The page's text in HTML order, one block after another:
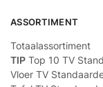
ASSORTIMENT
Totaalassortiment
TIP Top 10 TV
Vloer TV